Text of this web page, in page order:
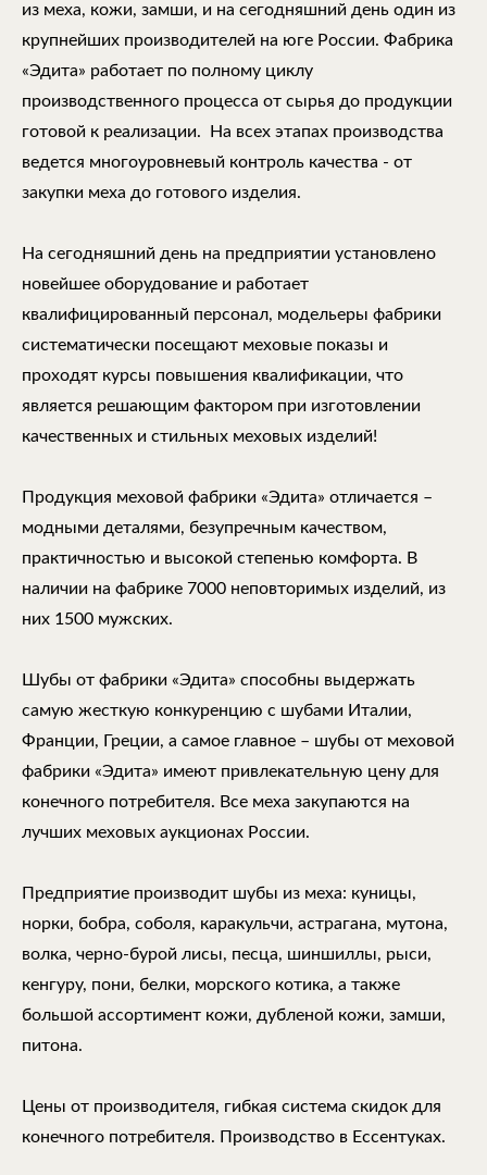
из меха, кожи, замши, и на сегодняшний день один из
крупнейших производителей на юге России. Фабрика
«Эдита» работает по полному циклу
производственного процесса от сырья до продукции
готовой к реализации. На всех этапах производства
ведется многоуровневый контроль качества - от
закупки меха до готового изделия.
На сегодняшний день на предприятии установлено
новейшее оборудование и работает
квалифицированный персонал, модельеры фабрики
систематически посещают меховые показы и
проходят курсы повышения квалификации, что
является решающим фактором при изготовлении
качественных и стильных меховых изделий!
Продукция меховой фабрики «Эдита» отличается –
модными деталями, безупречным качеством,
практичностью и высокой степенью комфорта. В
наличии на фабрике 7000 неповторимых изделий, из
них 1500 мужских.
Шубы от фабрики «Эдита» способны выдержать
самую жесткую конкуренцию с шубами Италии,
Франции, Греции, а самое главное – шубы от меховой
фабрики «Эдита» имеют привлекательную цену для
конечного потребителя. Все меха закупаются на
лучших меховых аукционах России.
Предприятие производит шубы из меха: куницы,
норки, бобра, соболя, каракульчи, астрагана, мутона,
волка, черно-бурой лисы, песца, шиншиллы, рыси,
кенгуру, пони, белки, морского котика, а также
большой ассортимент кожи, дубленой кожи, замши,
питона.
Цены от производителя, гибкая система скидок для
конечного потребителя. Производство в Ессентуках.